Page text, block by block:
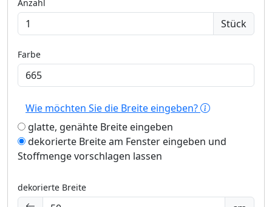
Anzahl
Stück
Farbe
Wie möchten Sie die Breite eingeben?
glatte, genähte Breite eingeben
dekorierte Breite am Fenster eingeben und
Stoffmenge vorschlagen lassen
dekorierte Breite